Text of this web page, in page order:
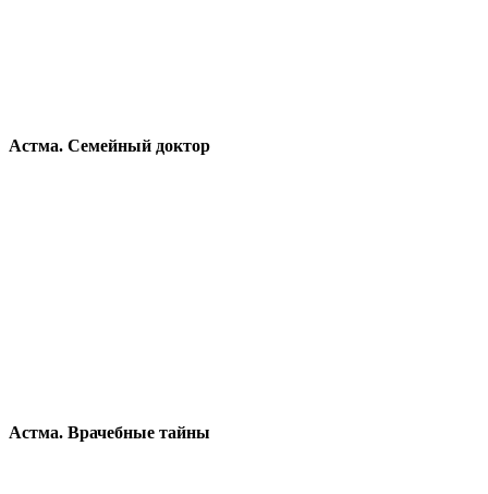
Астма. Семейный доктор
Астма. Врачебные тайны